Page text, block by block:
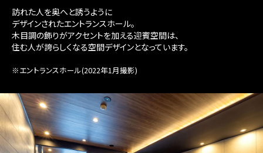
訪れた人を奥へと誘うように
デザインされたエントランスホール。
木目調の飾りがアクセントを加える迎賓空間は、
住む人が誇らしくなる空間デザインとなっています。
※エントランスホール(2022年1月撮影)